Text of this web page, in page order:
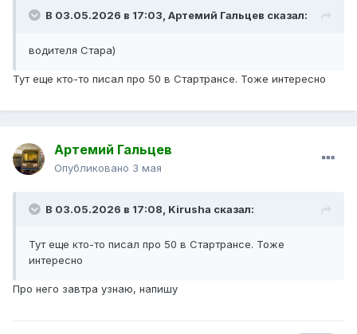
В 03.05.2026 в 17:03, Артемий Гальцев сказал:
водителя Стара)
Тут еще кто-то писал про 50 в Стартрансе. Тоже интересно
Артемий Гальцев
Опубликовано 3 мая
В 03.05.2026 в 17:08, Kirusha сказал:
Тут еще кто-то писал про 50 в Стартрансе. Тоже
интересно
Про него завтра узнаю, напишу